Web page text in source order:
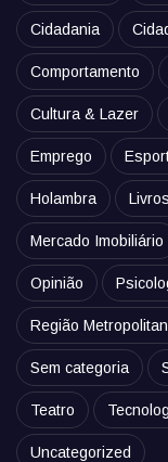
Cidadania
Comportamento
Cultura & Lazer
Emprego
Holambra Livros
Mercado Imobiliário
Opinião
Região
Sem categoria
Teatro
Uncategorized